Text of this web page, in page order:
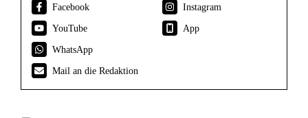
Facebook
Instagram
YouTube
App
WhatsApp
Mail an die Redaktion